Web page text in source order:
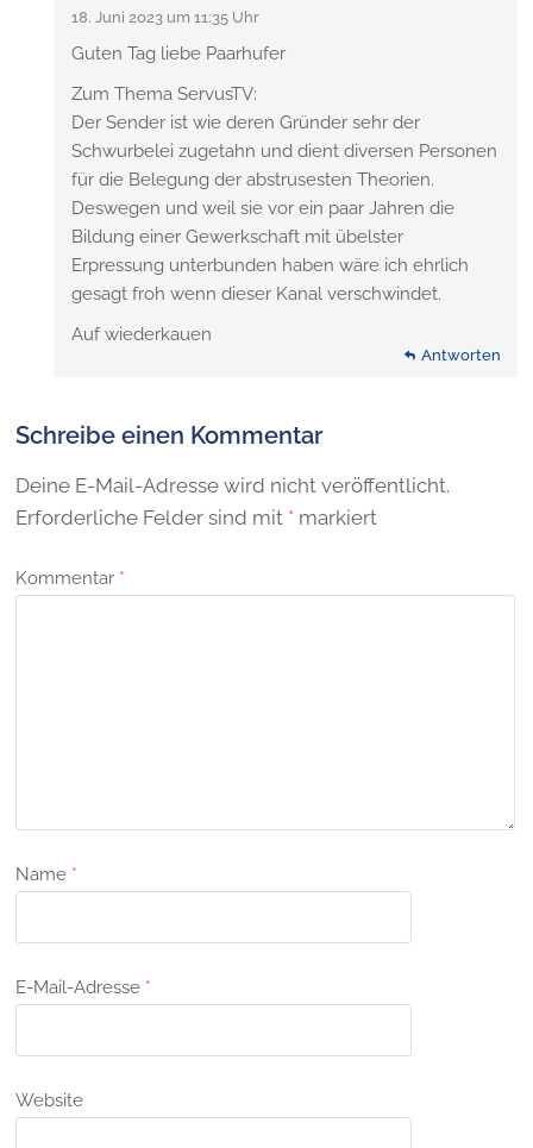
18. Juni 2023 um 11:35 Uhr
Guten Tag liebe Paarhufer
Zum Thema ServusTV:
Der Sender ist wie deren Gründer sehr der
Schwurbelei zugetahn und dient diversen Personen
für die Belegung der abstrusesten Theorien.
Deswegen und weil sie vor ein paar Jahren die
Bildung einer Gewerkschaft mit übelster
Erpressung unterbunden haben wäre ich ehrlich
gesagt froh wenn dieser Kanal verschwindet.
Auf wiederkauen
Antworten
Schreibe einen Kommentar
Deine E-Mail-Adresse wird nicht veröffentlicht.
Erforderliche Felder sind mit * markiert
Kommentar *
Name *
E-Mail-Adresse *
Website